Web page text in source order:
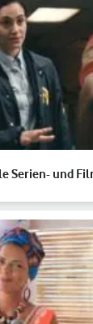
Serien- und